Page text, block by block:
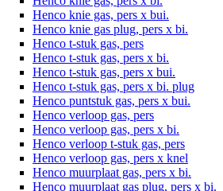
Henco knie gas, pers x bui.
Henco knie gas plug, pers x bi.
Henco t-stuk gas, pers
Henco t-stuk gas, pers x bi.
Henco t-stuk gas, pers x bui.
Henco t-stuk gas, pers x bi. plug
Henco puntstuk gas, pers x bui.
Henco verloop gas, pers
Henco verloop gas, pers x bi.
Henco verloop t-stuk gas, pers
Henco verloop gas, pers x knel
Henco muurplaat gas, pers x bi.
Henco muurplaat gas plug, pers x bi.